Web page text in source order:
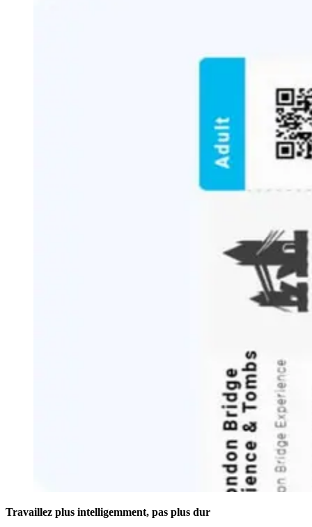
Travaillez plus intelligemment, pas plus dur